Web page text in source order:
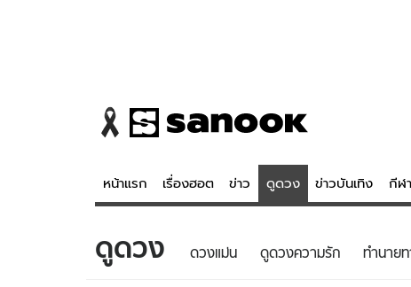
หน้าแรก เรื่องฮอต ข่าว ดูดวง ข่าวบันเทิง กีฬา
ข่าว ดูดวง - ตร
ดูดวง ดวงแม่น ดูดวงความรัก ทํานาย